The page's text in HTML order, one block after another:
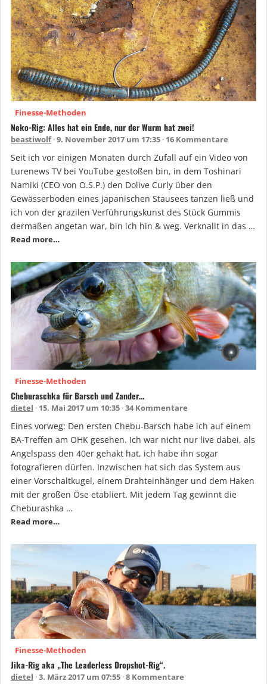
Finesse-Methoden
Neko-Rig: Alles hat ein Ende, nur der Wurm hat zwei!
beastiwolf 9. November 2017 um 17:35 16 Kommentare
Seit ich vor einigen Monaten durch Zufall auf ein Video von
Lurenews TV bei YouTube gestoßen bin, in dem Toshinari
Namiki (CEO von O.S.P.) den Dolive Curly über den
Gewässerboden eines japanischen Stausees tanzen ließ und
ich von der grazilen Verführungskunst des Stück Gummis
dermaßen angetan war, bin ich hin & weg. Verknallt in das …
Read more…
Finesse-Methoden
Cheburaschka für Barsch und Zander…
dietel 15. Mai 2017 um 10:35 34 Kommentare
Eines vorweg: Den ersten Chebu-Barsch habe ich auf einem
BA-Treffen am OHK gesehen. Ich war nicht nur live dabei, als
Angelspass den 40er gehakt hat, ich habe ihn sogar
fotografieren dürfen. Inzwischen hat sich das System aus
einer Vorschaltkugel, einem Drahteinhänger und dem Haken
mit der großen Öse etabliert. Mit jedem Tag gewinnt die
Cheburashka …
Read more…
Finesse-Methoden
Jika-Rig aka „The Leaderless Dropshot-Rig“.
dietel 3. März 2017 um 07:55 8 Kommentare